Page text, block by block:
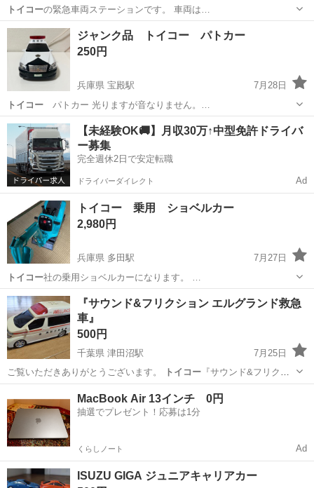
トイコーの緊急車両ステーションです。 車両は…
広島 広島市 江波駅 おもちゃ トイコー
ジャンク品 トイコー パトカー
250円
兵庫県 宝殿駅
7月28日
トイコーパトカー 光りますが音なりません。…
兵庫 高砂市 宝殿駅 おもちゃ
【未経験OK🚚】月収30万↑中型免許ドライバ
ー募集
完全週休2日で安定転職
ドライバーダイレクト Ad
トイコー 乗用 ショベルカー
2,980円
兵庫県 多田駅
7月27日
トイコー社の乗用ショベルカーになります。 …
兵庫 川西市 多田駅 おもちゃ
『サウンド&フリクション エルグランド救急
車』
500円
千葉県 津田沼駅
7月25日
ご覧いただきありがとうございます。
トイコー『サウンド&フリクシ
ョン エルグラン…
おもちゃ 救急車
MacBook Air 13インチ 0円
抽選でプレゼント！応募は1分
くらしノート Ad
ISUZU GIGA ジュニアキャリアカー